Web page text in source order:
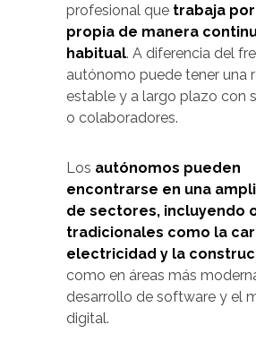
profesional que trabaja
propia de manera
habitual. A diferencia del
autónomo puede tener una
estable y a largo plazo con
o colaboradores.
Los autónomos pueden
encontrarse en una
de sectores, incluyendo
tradicionales como la
electricidad y la
como en áreas más
desarrollo de software y el
digital.